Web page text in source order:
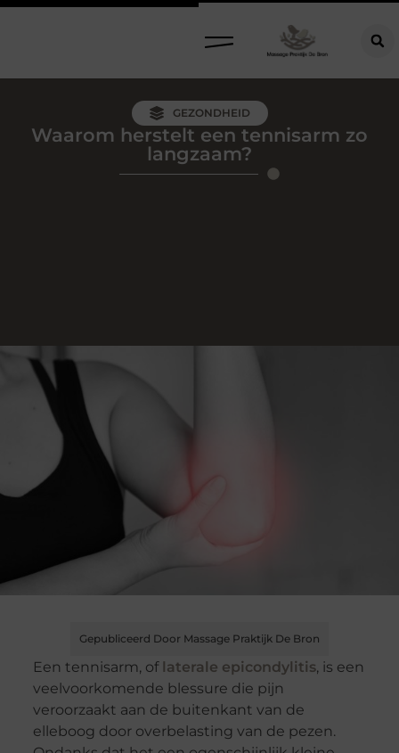
GEZONDHEID
Waarom herstelt een tennisarm zo
langzaam?
Gepubliceerd Door Massage Praktijk De Bron
Een tennisarm, of laterale epicondylitis, is een
veelvoorkomende blessure die pijn
veroorzaakt aan de buitenkant van de
elleboog door overbelasting van de pezen.